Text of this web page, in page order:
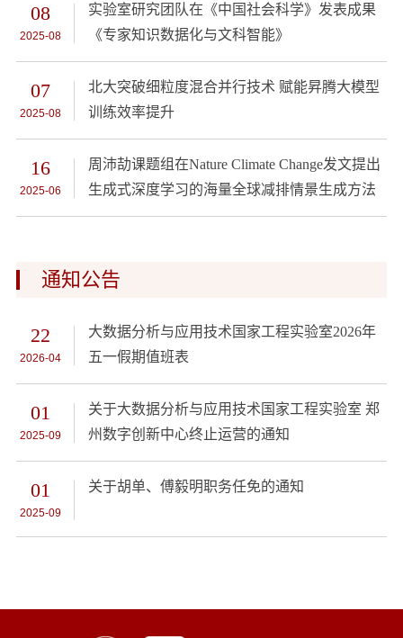
08
2025-08
实验室研究团队在《中国社会科学》发表成果
《专家知识数据化与文科智能》
07
2025-08
北大突破细粒度混合并行技术 赋能昇腾大模型
训练效率提升
16
2025-06
周沛劼课题组在Nature Climate Change发文提出
生成式深度学习的海量全球减排情景生成方法
通知公告
22
2026-04
大数据分析与应用技术国家工程实验室2026年
五一假期值班表
01
2025-09
关于大数据分析与应用技术国家工程实验室 郑
州数字创新中心终止运营的通知
01
2025-09
关于胡单、傅毅明职务任免的通知